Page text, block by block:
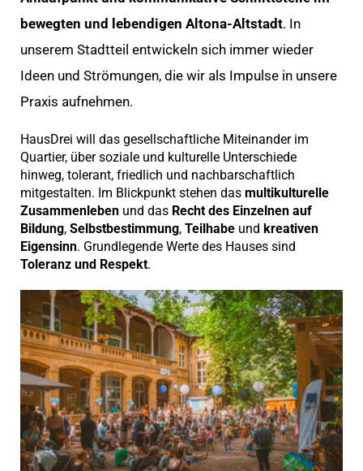
bewegten und lebendigen Altona-Altstadt. In
unserem Stadtteil entwickeln sich immer wieder
Ideen und Strömungen, die wir als Impulse in unsere
Praxis aufnehmen.
HausDrei will das gesellschaftliche Miteinander im
Quartier, über soziale und kulturelle Unterschiede
hinweg, tolerant, friedlich und nachbarschaftlich
mitgestalten. Im Blickpunkt stehen das multikulturelle
Zusammenleben und das Recht des Einzelnen auf
Bildung, Selbstbestimmung, Teilhabe und kreativen
Eigensinn. Grundlegende Werte des Hauses sind
Toleranz und Respekt.